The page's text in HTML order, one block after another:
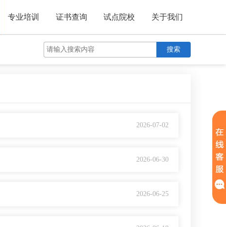
专业培训 证书查询 试点院校 关于我们
搜索
2026-07-02
2026-06-30
2026-06-25